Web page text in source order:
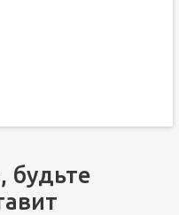
будьте